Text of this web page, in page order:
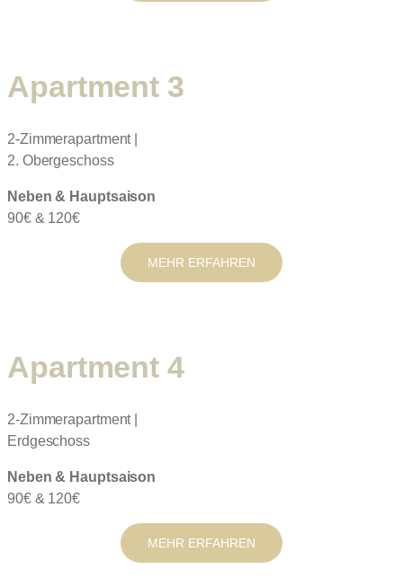
Apartment 3
2-Zimmerapartment |
2. Obergeschoss
Neben & Hauptsaison
90€ & 120€
MEHR ERFAHREN
Apartment 4
2-Zimmerapartment |
Erdgeschoss
Neben & Hauptsaison
90€ & 120€
MEHR ERFAHREN